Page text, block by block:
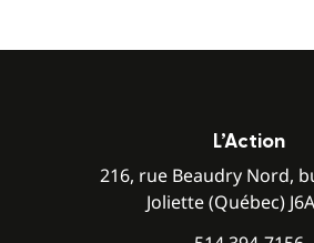
L’Action
216, rue Beaudry Nord,
Joliette (Québec)